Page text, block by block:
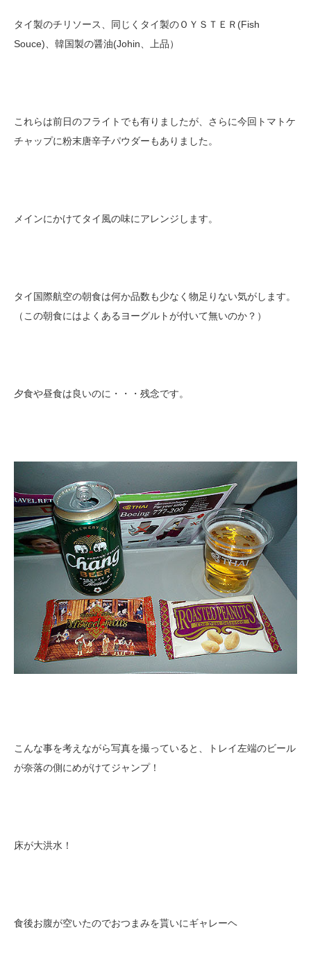
タイ製のチリソース、同じくタイ製のＯＹＳＴＥＲ(Fish
Souce)、韓国製の醤油(Johin、上品）
これらは前日のフライトでも有りましたが、さらに今回トマトケ
チャップに粉末唐辛子パウダーもありました。
メインにかけてタイ風の味にアレンジします。
タイ国際航空の朝食は何か品数も少なく物足りない気がします。
（この朝食にはよくあるヨーグルトが付いて無いのか？）
夕食や昼食は良いのに・・・残念です。
こんな事を考えながら写真を撮っていると、トレイ左端のビール
が奈落の側にめがけてジャンプ！
床が大洪水！
食後お腹が空いたのでおつまみを貰いにギャレーヘ